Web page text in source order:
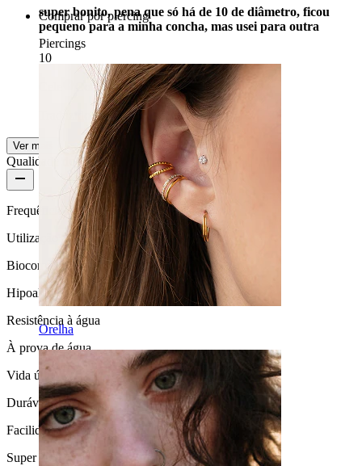
Comprar por piercing
Piercings
Orelha
super bonito, pena que só há de 10 de diâmetro, ficou
pequeno para a minha concha, mas usei para outra
10
Compra verificada
Traduzido com IA Mostrar original
Ver mais
Qualidade do produto
Frequência de utilização
Utilização diária
Biocompatibilidade
Hipoalergénica
Resistência à água
À prova de água
Vida útil
Durável
Facilidade de utilização
Super fácil